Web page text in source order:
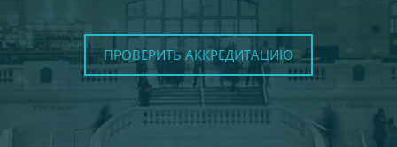
ПРОВЕРИТЬ АККРЕДИТАЦИЮ